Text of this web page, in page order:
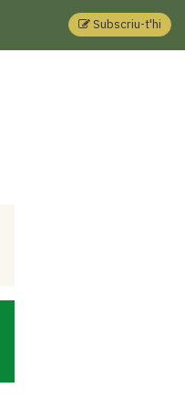
Subscriu-t'hi